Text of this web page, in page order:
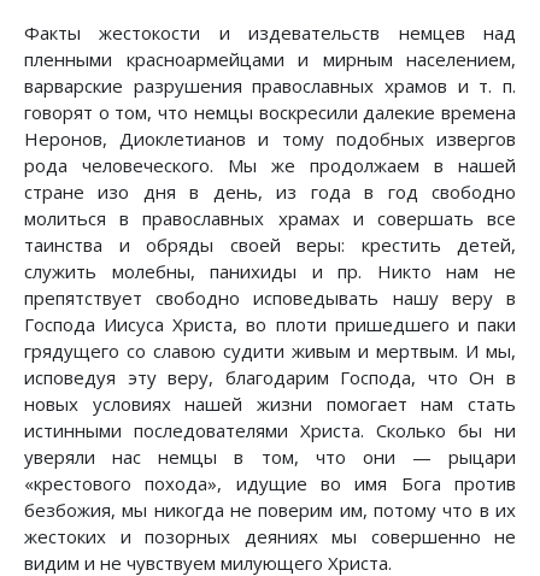
Факты жестокости и издевательств немцев над
пленными красноармейцами и мирным населением,
варварские разрушения православных храмов и т. п.
говорят о том, что немцы воскресили далекие времена
Неронов, Диоклетианов и тому подобных извергов
рода человеческого. Мы же продолжаем в нашей
стране изо дня в день, из года в год свободно
молиться в православных храмах и совершать все
таинства и обряды своей веры: крестить детей,
служить молебны, панихиды и пр. Никто нам не
препятствует свободно исповедывать нашу веру в
Господа Иисуса Христа, во плоти пришедшего и паки
грядущего со славою судити живым и мертвым. И мы,
исповедуя эту веру, благодарим Господа, что Он в
новых условиях нашей жизни помогает нам стать
истинными последователями Христа. Сколько бы ни
уверяли нас немцы в том, что они — рыцари
«крестового похода», идущие во имя Бога против
безбожия, мы никогда не поверим им, потому что в их
жестоких и позорных деяниях мы совершенно не
видим и не чувствуем милующего Христа.